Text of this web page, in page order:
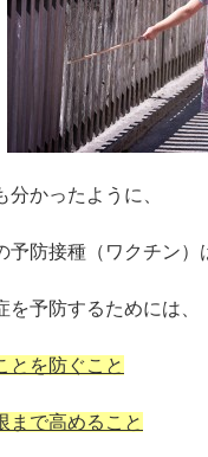
かったように、
予防接種（ワクチン）
予防するためには、
とを防ぐこと
まで高めること